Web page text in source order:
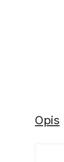
Opis